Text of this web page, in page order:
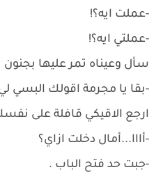
-عملت ايه؟!
-عملتي ايه؟!
سأل وعيناه تمر عليها بجنون
-بقا يا مجرمة اقولك البسي
ارجع الاقيكي قافلة على
-أااا...أمال دخلت ازاي؟
-جبت حد فتح الباب .